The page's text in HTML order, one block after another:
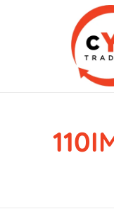
CYP Trading
Professionelle Ersatzteilbeschaffung